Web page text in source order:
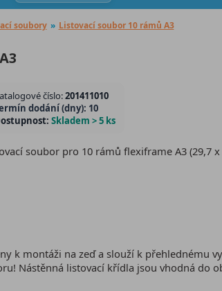
soubory » Listovací soubor 10 rámů A3
číslo:201411010
dodání (dny): 10
Skladem > 5 ks
soubor pro 10 rámů flexiframe A3 (29,7 x
k montáži na zeď a slouží k přehlednému
Nástěnná listovací křídla jsou vhodná do